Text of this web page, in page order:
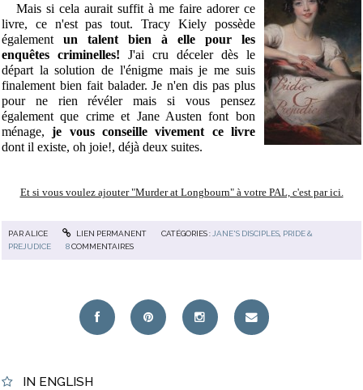
Mais si cela aurait suffit à me faire adorer ce
livre, ce n'est pas tout. Tracy Kiely possède
également un talent bien à elle pour les
enquêtes criminelles! J'ai cru déceler dès le
départ la solution de l'énigme mais je me suis
finalement bien fait balader. Je n'en dis pas plus
pour ne rien révéler mais si vous pensez
également que crime et Jane Austen font bon
ménage,je vous conseille vivement ce livre
dont il existe, oh joie!, déjà deux suites.
Et si vous voulez ajouter "Murder at Longbourn" à votre PAL, c'est par ici.
PARALICE LIEN PERMANENT CATÉGORIES : JANE'S DISCIPLES PRIDE &
PREJUDICE
8 COMMENTAIRES
IN ENGLISH